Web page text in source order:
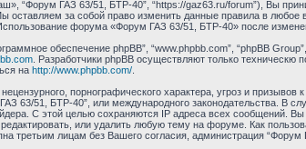
“Форум ГАЗ 63/51, БТР-40”, “https://gaz63.ru/forum”), Вы
за собой право изменить данные правила в
форума «Форум ГАЗ 63/51, БТР-40» после
обеспечение phpBB”, “www.phpbb.com”, “phpBB
. Разработчики phpBB осуществляют только
на http://www.phpbb.com/.
порнографического характера, угроз и
63/51, БТР-40”, или международного законодательства.
С этой целью сохраняются IP адреса всех сообщений.
или удалить любую тему на форуме. Как
третьим лицам без Вашего согласия, администрация “Форум